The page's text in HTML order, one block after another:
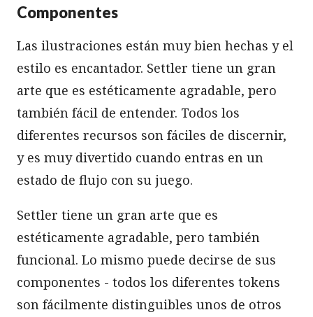
Componentes
Las ilustraciones están muy bien hechas y el
estilo es encantador. Settler tiene un gran
arte que es estéticamente agradable, pero
también fácil de entender. Todos los
diferentes recursos son fáciles de discernir,
y es muy divertido cuando entras en un
estado de flujo con su juego.
Settler tiene un gran arte que es
estéticamente agradable, pero también
funcional. Lo mismo puede decirse de sus
componentes - todos los diferentes tokens
son fácilmente distinguibles unos de otros